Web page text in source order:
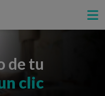
de tu
clic